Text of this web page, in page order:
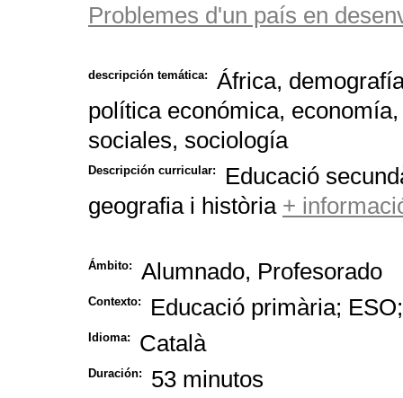
Problemes d'un país en
descripción temática:
África,
política económica,
sociales, sociología
Descripción curricular:
Educació
geografia i història +
Ámbito: Alumnado, Profesorado
Contexto: Educació primària;
Idioma: Català
Duración: 53 minutos